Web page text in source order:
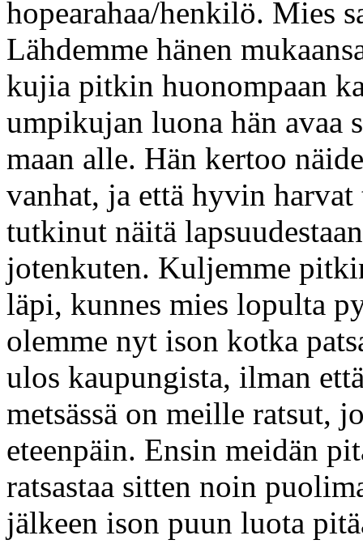
hopearahaa/henkilö. Mies
Lähdemme hänen
kujia pitkin huonompaan
umpikujan luona hän avaa
maan alle. Hän kertoo
vanhat, ja että hyvin
tutkinut näitä
jotenkuten. Kuljemme
läpi, kunnes mies lopulta
olemme nyt ison kotka
ulos kaupungista, ilman
metsässä on meille ratsut,
eteenpäin. Ensin meidän
ratsastaa sitten noin
jälkeen ison puun luota